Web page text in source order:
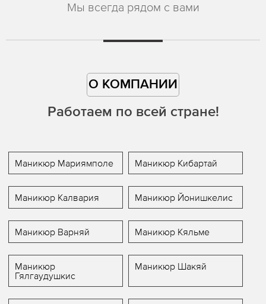
Мы всегда рядом с вами
О КОМПАНИИ
Работаем по всей стране!
Маникюр Мариямполе Маникюр Кибартай
Маникюр Калвария Маникюр Йонишкелис
Маникюр Варняй Маникюр Кяльме
Маникюр
Гялгаудушкис
Маникюр Шакяй